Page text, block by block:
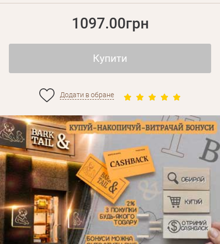
1097.00грн
Купити
Додати в обране
Забули пароль?
Особисті дані